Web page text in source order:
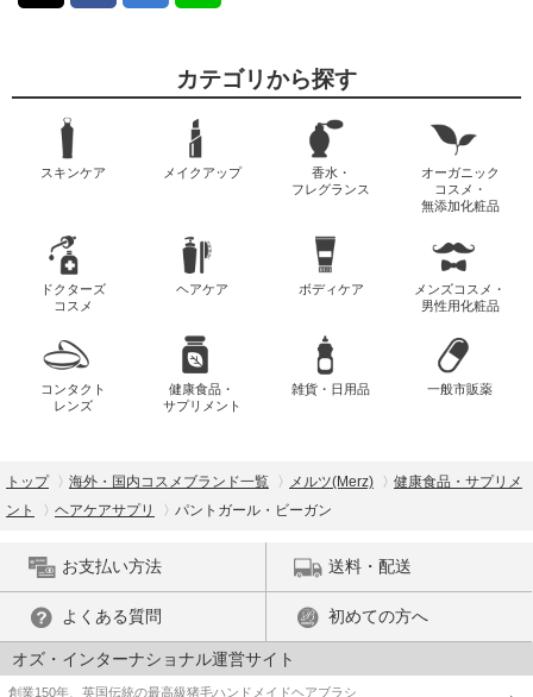
カテゴリから探す
スキンケア メイクアップ
香水・
フレグランス
オーガニック
コスメ・
無添加化粧品
ドクターズ
コスメ
ヘアケア ボディケア
メンズコスメ・
男性用化粧品
コンタクト
レンズ
健康食品・
サプリメント
雑貨・日用品 一般市販薬
トップ 海外・国内コスメブランド一覧 メルツ(Merz)
健康食品・サプリメ
ント
ヘアケアサプリ パントガール・ビーガン
お支払い方法 送料・配送
よくある質問 初めての方へ
オズ・インターナショナル運営サイト
創業150年、英国伝統の最高級猪毛ハンドメイドヘアブラシ